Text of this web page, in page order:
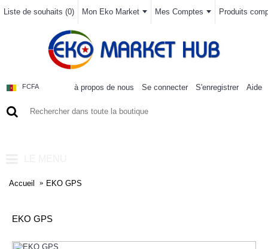
Liste de souhaits (0) Mon Eko Market Mes Comptes Produits
FCFA à propos de nous Se connecter S'enregistrer Aide
Accueil EKO GPS
EKO GPS